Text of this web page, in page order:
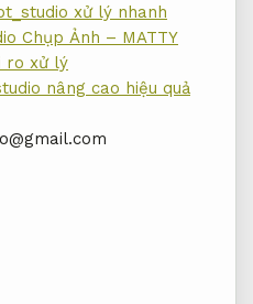
xử lý nhanh
Chụp Ảnh – MATTY
ro xử lý
nâng cao hiệu quả